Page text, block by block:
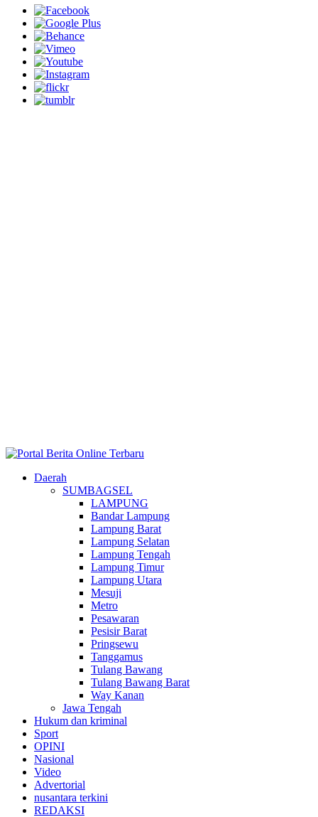
Daerah
SUMBAGSEL
LAMPUNG
Bandar Lampung
Lampung Barat
Lampung Selatan
Lampung Tengah
Lampung Timur
Lampung Utara
Mesuji
Metro
Pesawaran
Pesisir Barat
Pringsewu
Tanggamus
Tulang Bawang
Tulang Bawang Barat
Way Kanan
Jawa Tengah
Hukum dan kriminal
Sport
OPINI
Nasional
Video
Advertorial
nusantara terkini
REDAKSI